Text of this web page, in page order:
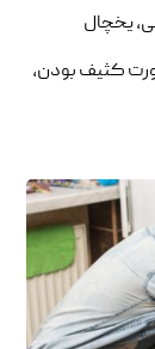
یخچال
کثیف بودن،